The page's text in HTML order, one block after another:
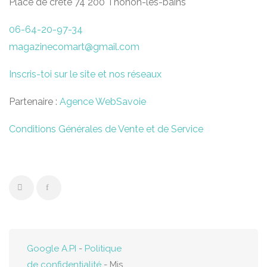
Place de crête 74 200 Thonon-les-bains
06-64-20-97-34
magazinecomart@gmail.com
Inscris-toi sur le site et nos réseaux
Partenaire : Agence WebSavoie
Conditions Générales de Vente et de Service
Google A.PI - Politique
de confidentialité - Mis